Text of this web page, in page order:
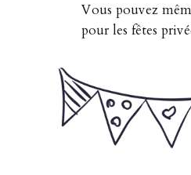
Vous pouvez
pour les fêtes